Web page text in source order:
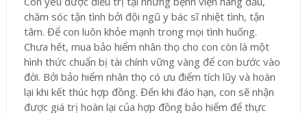
chăm sóc tận tình bởi đội ngũ y bác sĩ nhiệt tình, tận
tâm. Để con luôn khỏe mạnh trong mọi tình huống.
Chưa hết, mua bảo hiểm nhân thọ cho con còn là một
hình thức chuẩn bị tài chính vững vàng để con bước vào
đời. Bởi bảo hiểm nhân thọ có ưu điểm tích lũy và hoàn
lại khi kết thúc hợp đồng. Đến khi đáo hạn, con sẽ nhận
được giá trị hoàn lại của hợp đồng bảo hiểm để thực